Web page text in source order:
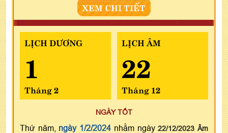
XEM CHI TIẾT
LỊCH DƯƠNG
1
Tháng 2
LỊCH ÂM
22
Tháng 12
NGÀY TỐT
Thứ năm, ngày 1/2/2024 nhằm ngày22/12/2023 Âm